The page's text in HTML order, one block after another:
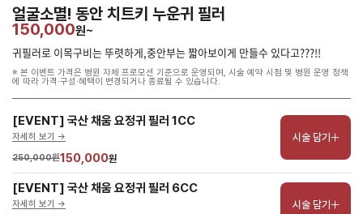
얼굴소멸! 동안 치트키 누운귀 필러
150,000원~
귀필러로 이목구비는 뚜렷하게,중안부는 짧아보이게 만들수 있다고???!!
※ 본 이벤트 가격은 병원 자체 프로모션 기준으로 운영되며, 시술 예약 시점 및 병원 운영 정책
에 따라 가격·구성·혜택이 변경되거나 종료될 수 있습니다.
[EVENT] 국산 채움 요정귀 필러 1CC
자세히 보기 ->
250,000원150,000원
시술 담기
[EVENT] 국산 채움 요정귀 필러 6CC
자세히 보기 -> 시술 담기